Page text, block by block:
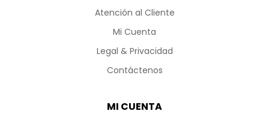
Atención al Cliente
Mi Cuenta
Legal & Privacidad
Contáctenos
MI CUENTA